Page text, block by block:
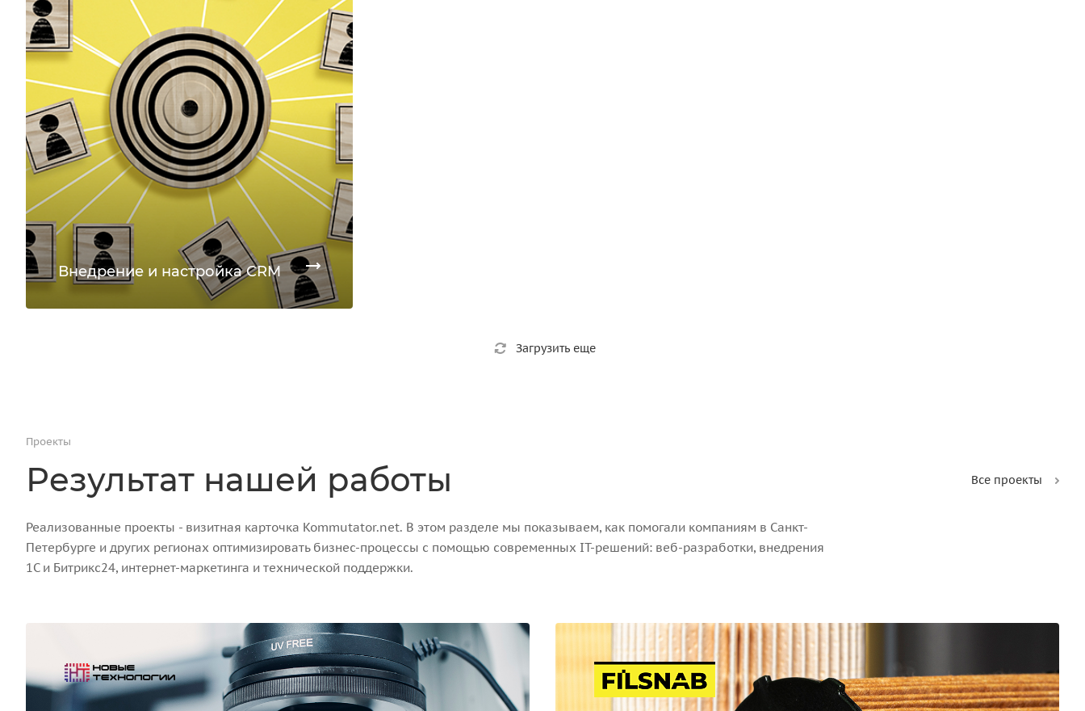
Внедрение и настройка CRM
Загрузить еще
Проекты
Результат нашей работы Все проекты
Реализованные проекты - визитная карточка Kommutator.net. В этом разделе мы показываем, как помогали компаниям в Санкт-
Петербурге и других регионах оптимизировать бизнес-процессы с помощью современных IT-решений: веб-разработки, внедрения
1С и Битрикс24, интернет-маркетинга и технической поддержки.